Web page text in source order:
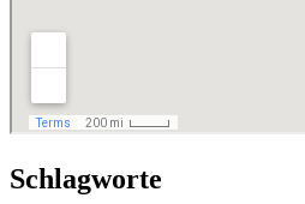
Schlagworte